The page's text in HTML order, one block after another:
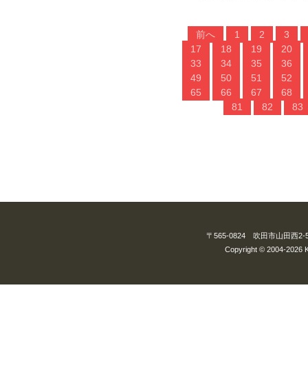
前へ 1 2
3
17
18 19
20
33
34 35
36
49
50 51
52
65
66 67
68
81
82 83
〒565-0824 吹田市山田西
Copyright © 2004-2026